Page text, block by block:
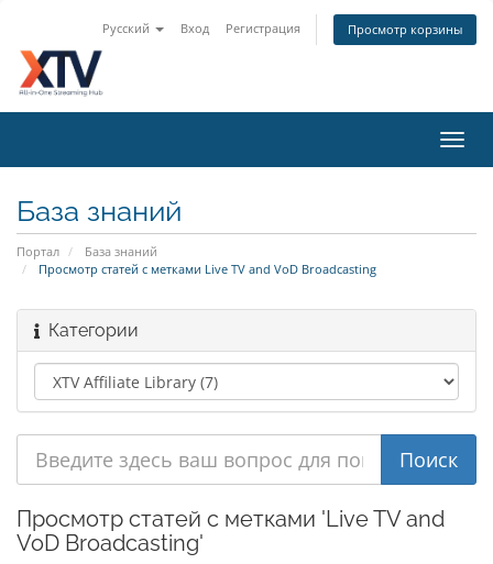
Русский Вход Регистрация Просмотр корзины
База знаний
Портал
База знаний
Просмотр статей с метками Live TV and VoD Broadcasting
Категории
Просмотр статей с метками 'Live TV and
VoD Broadcasting'